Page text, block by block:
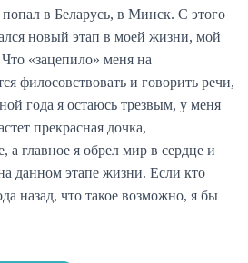
в Беларусь, в Минск. С этого
новый этап в моей жизни, мой
«зацепило» меня на
филосовствовать и говорить речи,
года я остаюсь трезвым, у меня
прекрасная дочка,
а главное я обрел мир в сердце и
данном этапе жизни. Если кто
назад, что такое возможно, я бы